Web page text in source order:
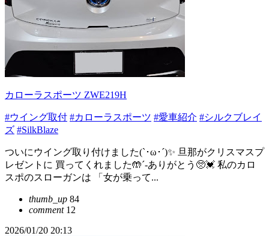
カローラスポーツ ZWE219H
#ウイング取付 #カローラスポーツ #愛車紹介 #シルクブレイ
ズ #SilkBlaze
ついにウイング取り付けました(`･ω･´)✨ 旦那がクリスマスプ
レゼントに 買ってくれました🤲´-ありがとう🥺💓 私のカロ
スポのスローガンは 「女が乗って...
thumb_up 84
comment12
2026/01/20 20:13